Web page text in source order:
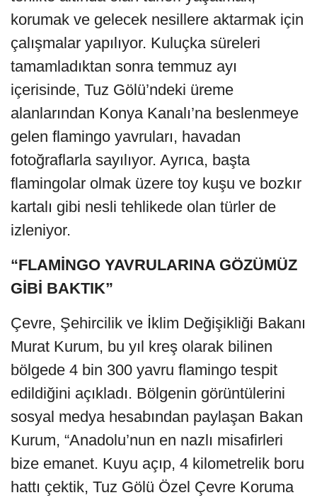
korumak ve gelecek nesillere aktarmak için
çalışmalar yapılıyor. Kuluçka süreleri
tamamladıktan sonra temmuz ayı
içerisinde, Tuz Gölü’ndeki üreme
alanlarından Konya Kanalı’na beslenmeye
gelen flamingo yavruları, havadan
fotoğraflarla sayılıyor. Ayrıca, başta
flamingolar olmak üzere toy kuşu ve bozkır
kartalı gibi nesli tehlikede olan türler de
izleniyor.
“FLAMİNGO YAVRULARINA GÖZÜMÜZ
GİBİ BAKTIK”
Çevre, Şehircilik ve İklim Değişikliği Bakanı
Murat Kurum, bu yıl kreş olarak bilinen
bölgede 4 bin 300 yavru flamingo tespit
edildiğini açıkladı. Bölgenin görüntülerini
sosyal medya hesabından paylaşan Bakan
Kurum, “Anadolu’nun en nazlı misafirleri
bize emanet. Kuyu açıp, 4 kilometrelik boru
hattı çektik, Tuz Gölü Özel Çevre Koruma